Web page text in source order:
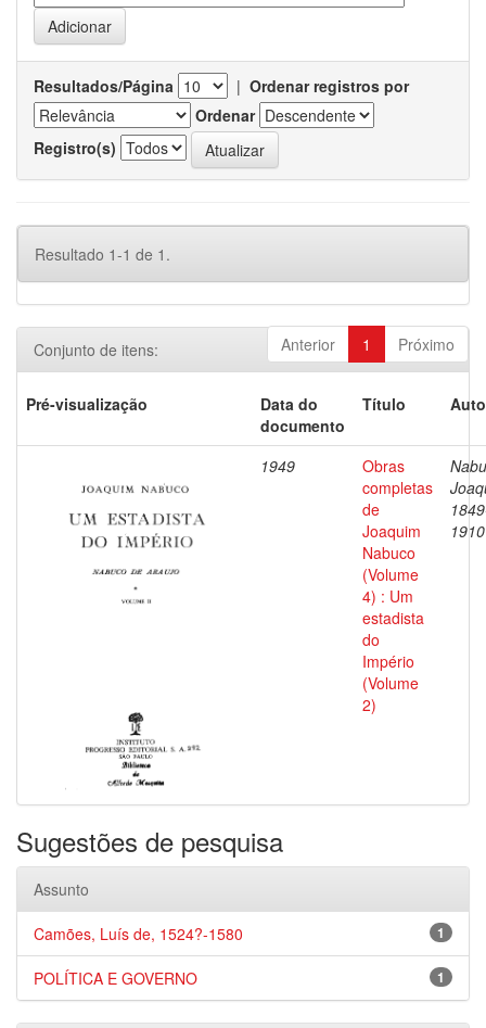
Resultados/Página | Ordenar registros por
Ordenar
Registro(s)
Resultado 1-1 de 1.
Anterior 1 Próximo
Conjunto de itens:
Pré-visualização
Data do
documento
Título
1949
Obras
completas
de
Joaquim
Nabuco
(Volume
4) : Um
estadista
do
Império
(Volume
2)
1910
Sugestões de pesquisa
Assunto
1
Camões, Luís de, 1524?-1580
1
POLÍTICA E GOVERNO